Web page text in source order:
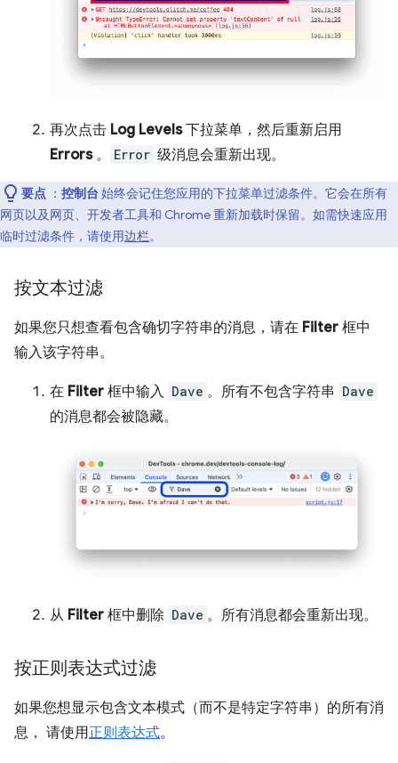
再次点击 Log Levels下拉菜单，然后重新启用
Errors。 Error 级消息会重新出现。
要点 ： 控制台 始终会记住您应用的下拉菜单过滤条件。它会在所有
网页以及网页、开发者工具和 Chrome 重新加载时保留。如需快速应用
临时过滤条件，请使用边栏。
按文本过滤
如果您只想查看包含确切字符串的消息，请在 Filter 框中
输入该字符串。
在 Filter 框中输入 Dave 。所有不包含字符串 Dave
的消息都会被隐藏。
从 Filter 框中删除 Dave 。所有消息都会重新出现。
按正则表达式过滤
如果您想显示包含文本模式（而不是特定字符串）的所有消
息， 请使用正则表达式。